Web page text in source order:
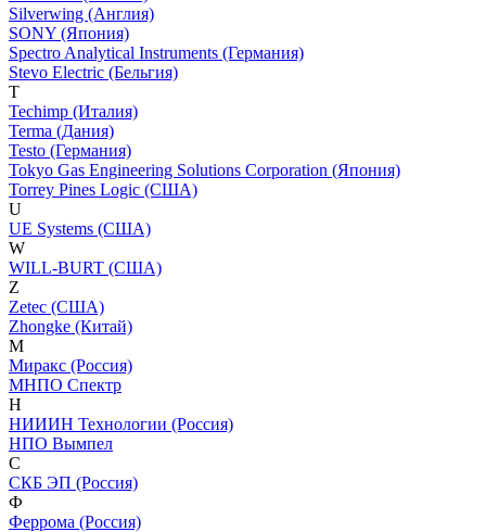
Silverwing (Англия)
SONY (Япония)
Spectro Analytical Instruments (Германия)
Stevo Electric (Бельгия)
T
Techimp (Италия)
Terma (Дания)
Testo (Германия)
Tokyo Gas Engineering Solutions Corporation (Япония)
Torrey Pines Logic (США)
U
UE Systems (США)
W
WILL-BURT (США)
Z
Zetec (США)
Zhongke (Китай)
М
Миракс (Россия)
МНПО Спектр
Н
НИИИН Технологии (Россия)
НПО Вымпел
С
СКБ ЭП (Россия)
Ф
Феррома (Россия)